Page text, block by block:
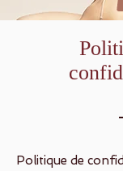
Politique de